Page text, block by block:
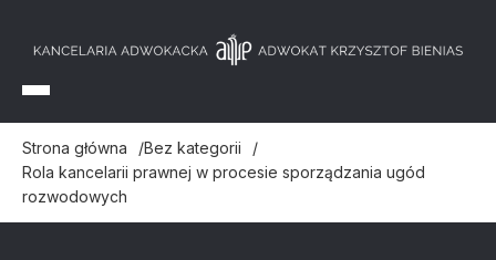
Strona główna
Bez kategorii
Rola kancelarii prawnej w procesie sporządzania ugód
rozwodowych